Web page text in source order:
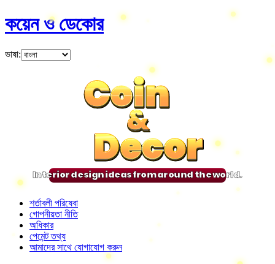
কয়েন ও ডেকোর
ভাষা:
Coin
&
Decor
Coin
&
Decor
Coin
&
Decor
Coin
&
Decor
Interior design ideas from around the world.
শর্তাবলী পরিষেবা
গোপনীয়তা নীতি
অধিকার
পেমেন্ট তথ্য
আমাদের সাথে যোগাযোগ করুন